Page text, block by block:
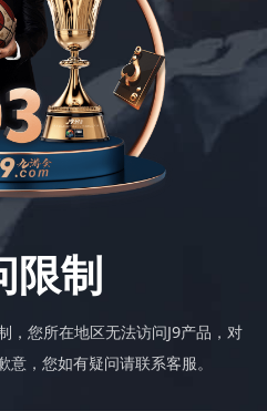
限制
，您所在地区无法访问J9产品，对
，您如有疑问请联系客服。